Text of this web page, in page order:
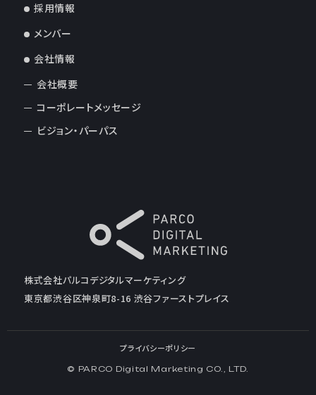
株式会社パルコデジタルマーケティング
東京都渋谷区神泉町8-16 渋谷ファーストプレイス
採用情報
メンバー
会社情報
会社概要
コーポレートメッセージ
ビジョン・パーパス
プライバシーポリシー
© PARCO Digital Marketing CO., LTD.